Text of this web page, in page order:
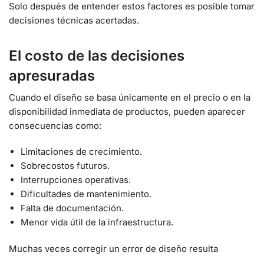
Solo después de entender estos factores es posible tomar
decisiones técnicas acertadas.
El costo de las decisiones
apresuradas
Cuando el diseño se basa únicamente en el precio o en la
disponibilidad inmediata de productos, pueden aparecer
consecuencias como:
Limitaciones de crecimiento.
Sobrecostos futuros.
Interrupciones operativas.
Dificultades de mantenimiento.
Falta de documentación.
Menor vida útil de la infraestructura.
Muchas veces corregir un error de diseño resulta